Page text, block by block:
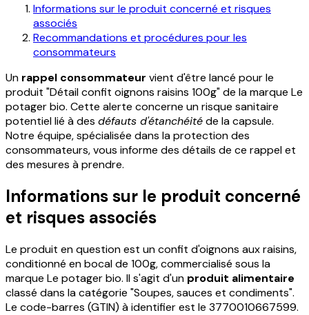
Informations sur le produit concerné et risques
associés
Recommandations et procédures pour les
consommateurs
Un rappel consommateur vient d'être lancé pour le
produit "Détail confit oignons raisins 100g" de la marque Le
potager bio. Cette alerte concerne un risque sanitaire
potentiel lié à des défauts d'étanchéitéde la capsule.
Notre équipe, spécialisée dans la protection des
consommateurs, vous informe des détails de ce rappel et
des mesures à prendre.
Informations sur le produit concerné
et risques associés
Le produit en question est un confit d'oignons aux raisins,
conditionné en bocal de 100g, commercialisé sous la
marque Le potager bio. Il s'agit d'un produit alimentaire
classé dans la catégorie "Soupes, sauces et condiments".
Le code-barres (GTIN) à identifier est le 3770010667599.